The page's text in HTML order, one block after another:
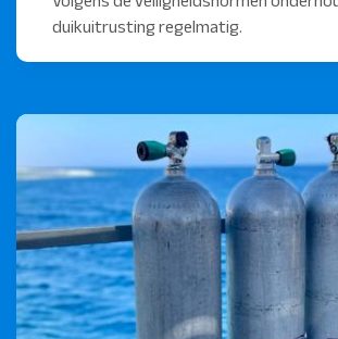
duikuitrusting regelmatig.